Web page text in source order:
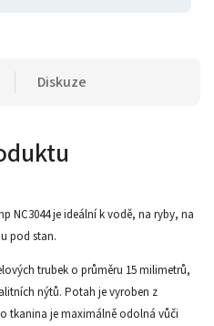
Diskuze
NC3044 je ideální k vodě, na ryby, na
pod stan.
trubek o průměru 15 milimetrů,
nýtů. Potah je vyroben z
tkanina je maximálně odolná vůči